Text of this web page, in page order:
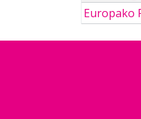
Europako